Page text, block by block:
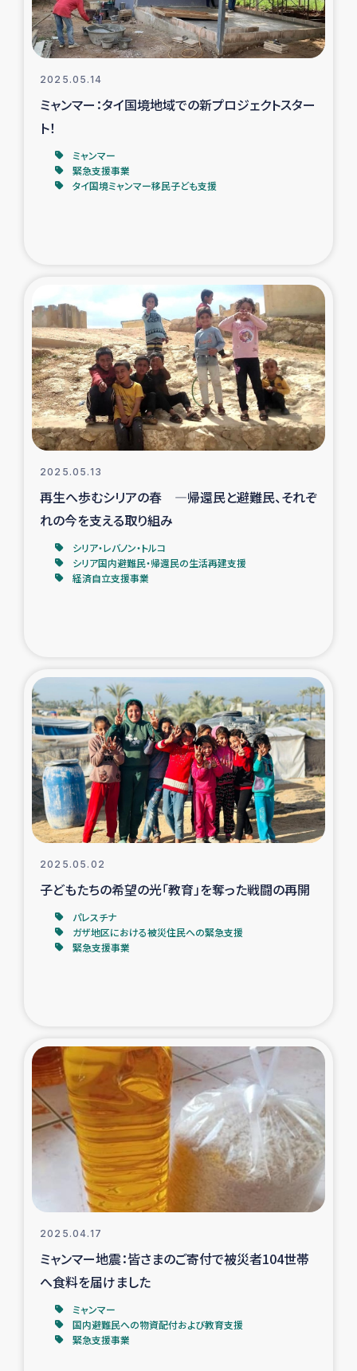
復興支援事業
民際教育事業
令和6年能登半島地震 緊急支援
タイ国境ミャンマー移民子ども支援
漁民によるマングローブ植林活動
レバノンでのシリア難民への食糧・越冬支援
レバノンにおける緊急支援
レバノンでのシリア難民への教育支援事業
レバノンでのシリア難民・レバノン人への農業支援
海外ルーツの市民との共生
仮設住宅生活支援・農業復興支援
漁業復興支援
インターン・ボランティア日誌
居場所づくり
ガザ空爆被災者への食料支援と農家生産支援
ガザ地区における被災住民への緊急支援
ガザ地区酪農を通した女性グループの生計支援
ふりかけ普及と食生活改善による栄養改善事業
フェアトレード事業
女性の生計向上を通じた子どもの栄養改善事業
民際教育
2025.05.14
ミャンマー：タイ国境地域での新プロジェクトスター
ト！
ミャンマー
緊急支援事業
タイ国境ミャンマー移民子ども支援
2025.05.13
再生へ歩むシリアの春 ―帰還民と避難民、それぞ
れの今を支える取り組み
シリア・レバノン・トルコ
シリア国内避難民・帰還民の生活再建支援
経済自立支援事業
2025.05.02
子どもたちの希望の光「教育」を奪った戦闘の再開
パレスチナ
ガザ地区における被災住民への緊急支援
緊急支援事業
2025.04.17
ミャンマー地震：皆さまのご寄付で被災者104世帯
へ食料を届けました
ミャンマー
国内避難民への物資配付および教育支援
緊急支援事業